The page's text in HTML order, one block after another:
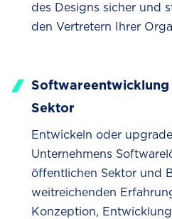
des Designs sicher und
den Vertretern Ihrer
Sektor
Entwickeln oder
Unternehmens
öffentlichen Sektor und
weitreichenden
Konzeption,